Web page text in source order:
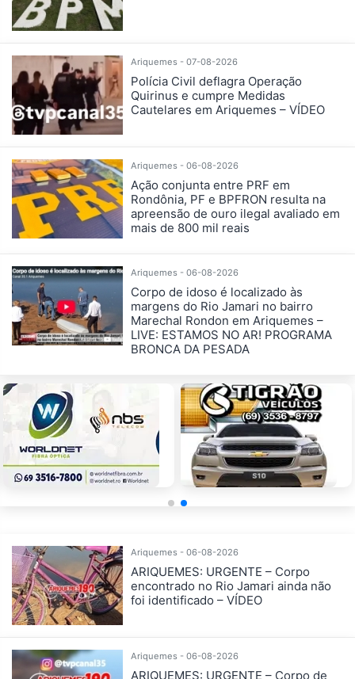
Ariquemes - 07-08-2026
Polícia Civil deflagra Operação
Quirinus e cumpre Medidas
Cautelares em Ariquemes – VÍDEO
Ariquemes - 06-08-2026
Ação conjunta entre PRF em
Rondônia, PF e BPFRON resulta na
apreensão de ouro ilegal avaliado em
mais de 800 mil reais
Ariquemes - 06-08-2026
Corpo de idoso é localizado às
margens do Rio Jamari no bairro
Marechal Rondon em Ariquemes –
LIVE: ESTAMOS NO AR! PROGRAMA
BRONCA DA PESADA
Ariquemes - 06-08-2026
ARIQUEMES: URGENTE – Corpo
encontrado no Rio Jamari ainda não
foi identificado – VÍDEO
Ariquemes - 06-08-2026
ARIQUEMES: URGENTE – Corpo de